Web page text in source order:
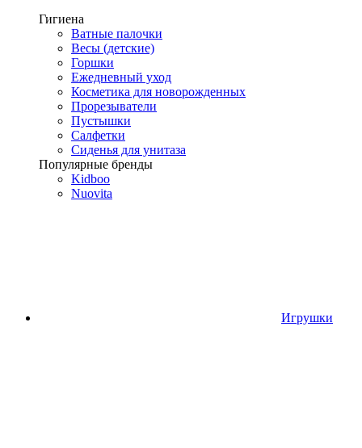
Гигиена
Ватные палочки
Весы (детские)
Горшки
Ежедневный уход
Косметика для новорожденных
Прорезыватели
Пустышки
Салфетки
Сиденья для унитаза
Популярные бренды
Kidboo
Nuovita
Игрушки